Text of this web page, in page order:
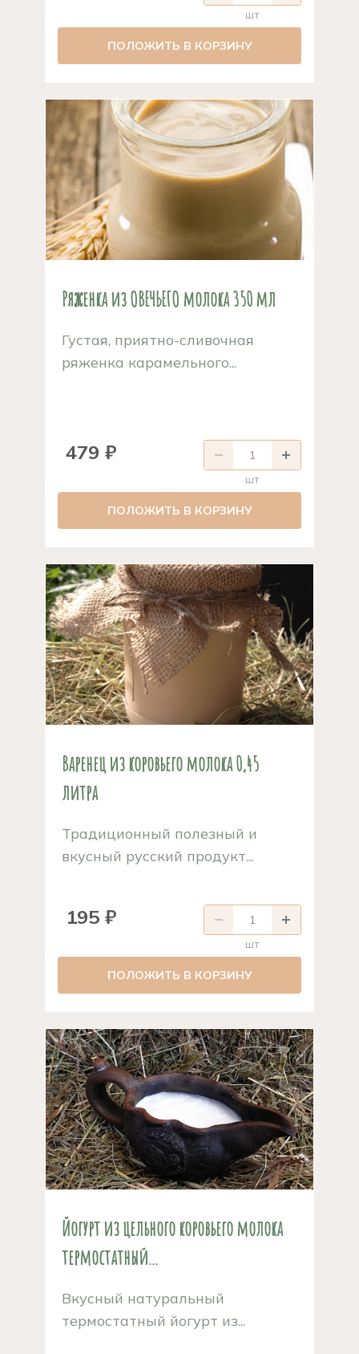
шт
ПОЛОЖИТЬ В КОРЗИНУ
Ряженка из ОВЕЧЬЕГО молока 350 мл
Густая, приятно-сливочная
ряженка карамельного...
479 ₽
шт
ПОЛОЖИТЬ В КОРЗИНУ
Варенец из коровьего молока 0,45
литра
Традиционный полезный и
вкусный русский продукт...
195 ₽
шт
ПОЛОЖИТЬ В КОРЗИНУ
Йогурт из цельного коровьего молока
термостатный...
Вкусный натуральный
термостатный йогурт из...